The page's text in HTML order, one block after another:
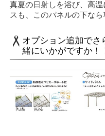
真夏の日射しを浴び、高
スも、このパネルの下な
オプション追加で
緒にいかがですか！